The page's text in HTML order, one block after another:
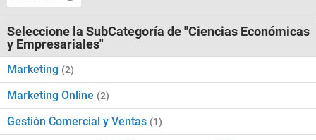
Seleccione la SubCategoría de "Ciencias Económicas
y Empresariales"
Marketing (2)
Marketing Online (2)
Gestión Comercial y Ventas (1)